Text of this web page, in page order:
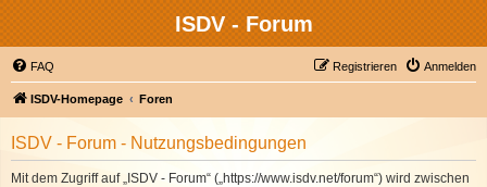
ISDV - Forum
FAQ Anmelden
Registrieren
ISDV-Homepage Foren
ISDV - Forum - Nutzungsbedingungen
Mit dem Zugriff auf „ISDV - Forum“ („https://www.isdv.net/forum“) wird zwischen